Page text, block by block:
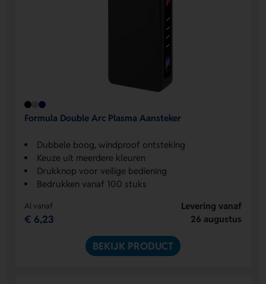
Formula Double Arc Plasma Aansteker
Dubbele boog, windproof ontsteking
Keuze uit meerdere kleuren
Drukknop voor veilige bediening
Bedrukken vanaf 100 stuks
Al vanaf
€ 6,23
Levering vanaf
26 augustus
BEKIJK PRODUCT